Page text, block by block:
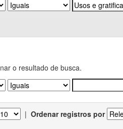
o resultado de busca.
| Ordenar registros por